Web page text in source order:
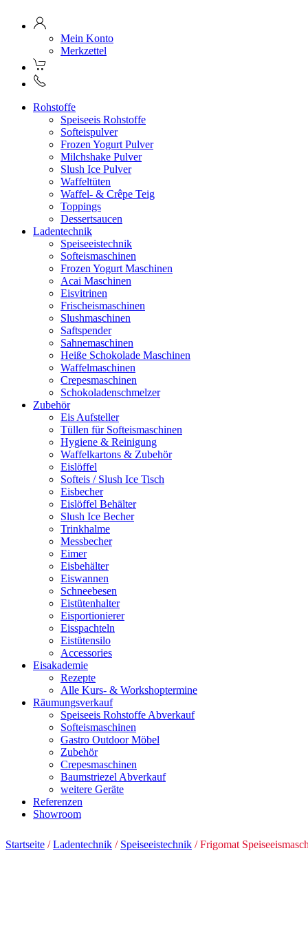
Mein Konto
Merkzettel
Rohstoffe
Speiseeis Rohstoffe
Softeispulver
Frozen Yogurt Pulver
Milchshake Pulver
Slush Ice Pulver
Waffeltüten
Waffel- & Crêpe Teig
Toppings
Dessertsaucen
Ladentechnik
Speiseeistechnik
Softeismaschinen
Frozen Yogurt Maschinen
Acai Maschinen
Eisvitrinen
Frischeismaschinen
Slushmaschinen
Saftspender
Sahnemaschinen
Heiße Schokolade Maschinen
Waffelmaschinen
Crepesmaschinen
Schokoladenschmelzer
Zubehör
Eis Aufsteller
Tüllen für Softeismaschinen
Hygiene & Reinigung
Waffelkartons & Zubehör
Eislöffel
Softeis / Slush Ice Tisch
Eisbecher
Eislöffel Behälter
Slush Ice Becher
Trinkhalme
Messbecher
Eimer
Eisbehälter
Eiswannen
Schneebesen
Eistütenhalter
Eisportionierer
Eisspachteln
Eistütensilo
Accessories
Eisakademie
Rezepte
Alle Kurs- & Workshoptermine
Räumungsverkauf
Speiseeis Rohstoffe Abverkauf
Softeismaschinen
Gastro Outdoor Möbel
Zubehör
Crepesmaschinen
Baumstriezel Abverkauf
weitere Geräte
Referenzen
Showroom
Startseite /Ladentechnik / Speiseeistechnik / Frigomat